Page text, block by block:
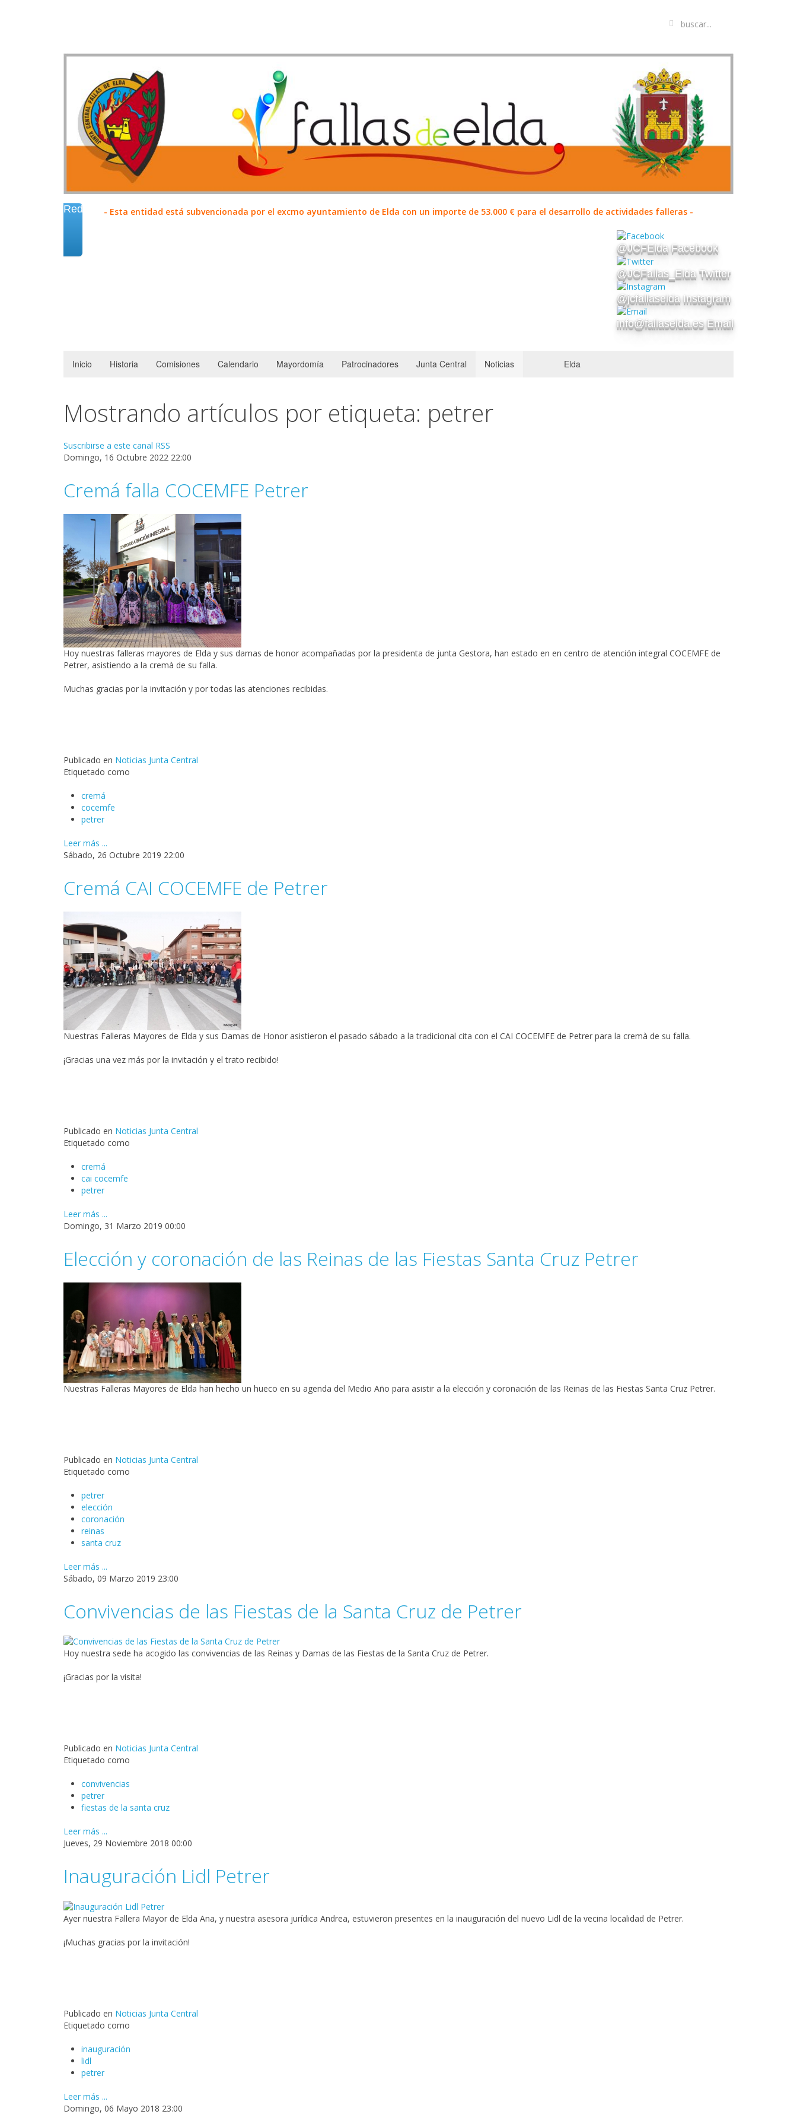
- Esta entidad está subvencionada por el excmo ayuntamiento de Elda con un importe de 53.000 € para el desarrollo de actividades falleras -
Redes
@JCFElda Facebook
@JCFallas_Elda Twitter
@jcfallaselda Instagram
info@fallaselda.es Email
Inicio Historia Comisiones Calendario Mayordomía Patrocinadores Junta Central Noticias Elda
Mostrando artículos por etiqueta: petrer
Suscribirse a este canal RSS
Domingo, 16 Octubre 2022 22:00
Cremá falla COCEMFE Petrer
Hoy nuestras falleras mayores de Elda y sus damas de honor acompañadas por la presidenta de junta Gestora, han estado en en centro de atención integral COCEMFE de
Petrer, asistiendo a la cremà de su falla.
Muchas gracias por la invitación y por todas las atenciones recibidas.
Publicado en Noticias Junta Central
Etiquetado como
cremá
cocemfe
petrer
Leer más ...
Sábado, 26 Octubre 2019 22:00
Cremá CAI COCEMFE de Petrer
Nuestras Falleras Mayores de Elda y sus Damas de Honor asistieron el pasado sábado a la tradicional cita con el CAI COCEMFE de Petrer para la cremà de su falla.
¡Gracias una vez más por la invitación y el trato recibido!
Publicado en Noticias Junta Central
Etiquetado como
cremá
cai cocemfe
petrer
Leer más ...
Domingo, 31 Marzo 2019 00:00
Elección y coronación de las Reinas de las Fiestas Santa Cruz Petrer
Nuestras Falleras Mayores de Elda han hecho un hueco en su agenda del Medio Año para asistir a la elección y coronación de las Reinas de las Fiestas Santa Cruz Petrer.
Publicado en Noticias Junta Central
Etiquetado como
petrer
elección
coronación
reinas
santa cruz
Leer más ...
Sábado, 09 Marzo 2019 23:00
Convivencias de las Fiestas de la Santa Cruz de Petrer
Hoy nuestra sede ha acogido las convivencias de las Reinas y Damas de las Fiestas de la Santa Cruz de Petrer.
¡Gracias por la visita!
Publicado en Noticias Junta Central
Etiquetado como
convivencias
petrer
fiestas de la santa cruz
Leer más ...
Jueves, 29 Noviembre 2018 00:00
Inauguración Lidl Petrer
Ayer nuestra Fallera Mayor de Elda Ana, y nuestra asesora jurídica Andrea, estuvieron presentes en la inauguración del nuevo Lidl de la vecina localidad de Petrer.
¡Muchas gracias por la invitación!
Publicado en Noticias Junta Central
Etiquetado como
inauguración
lidl
petrer
Leer más ...
Domingo, 06 Mayo 2018 23:00